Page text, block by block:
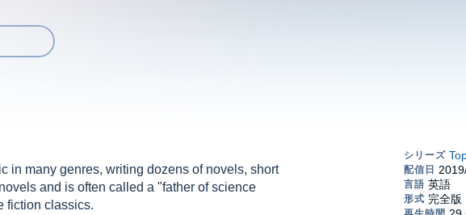
in many genres, writing dozens of novels, short
and is often called a "father of science
fiction classics.